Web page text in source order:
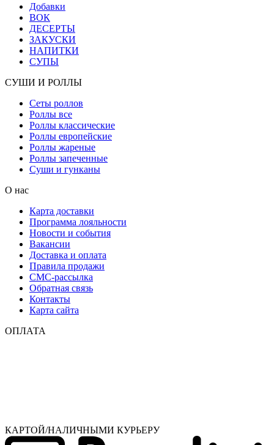
Добавки
ВОК
ДЕСЕРТЫ
ЗАКУСКИ
НАПИТКИ
СУПЫ
СУШИ И РОЛЛЫ
Сеты роллов
Роллы все
Роллы классические
Роллы европейские
Роллы жареные
Роллы запеченные
Суши и гунканы
О нас
Карта доставки
Программа лояльности
Новости и события
Вакансии
Доставка и оплата
Правила продажи
СМС-рассылка
Обратная связь
Контакты
Карта сайта
ОПЛАТА
КАРТОЙ/НАЛИЧНЫМИ КУРЬЕРУ